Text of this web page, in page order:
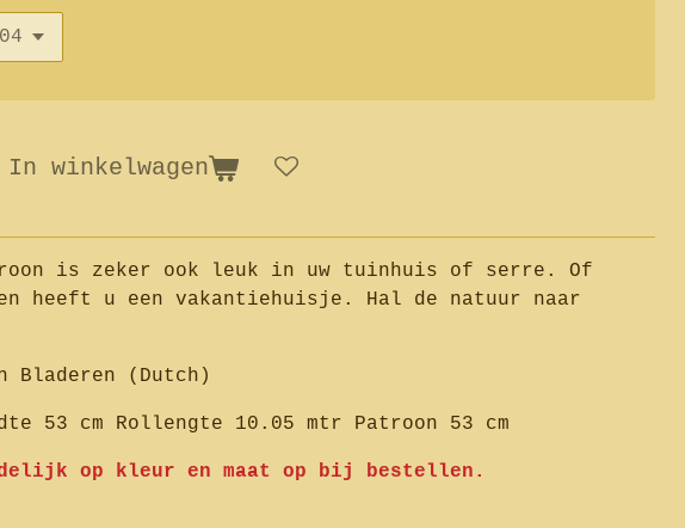
In winkelwagen
is zeker ook leuk in uw tuinhuis of serre. Of
heeft u een vakantiehuisje. Hal de natuur naar
(Dutch)
53 cm Rollengte 10.05 mtr Patroon 53 cm
op kleur en maat op bij bestellen.